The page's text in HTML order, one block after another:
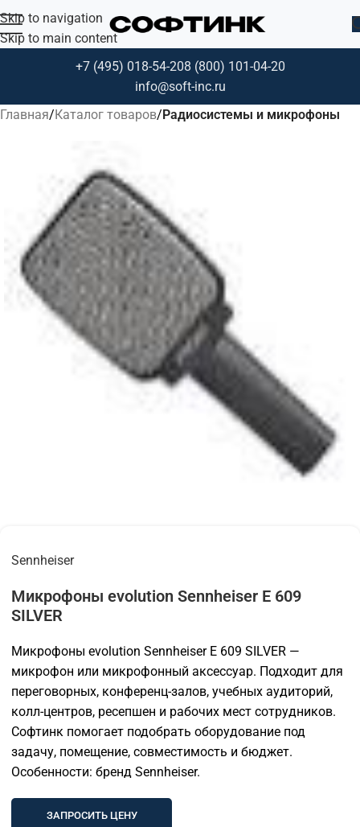
Skip to navigation
Skip to main content
+7 (495) 018-54-208 (800) 101-04-20
info@soft-inc.ru
Главная Каталог товаров Радиосистемы и микрофоны
Sennheiser
Микрофоны evolution Sennheiser E 609
SILVER
Микрофоны evolution Sennheiser E 609 SILVER —
микрофон или микрофонный аксессуар. Подходит для
переговорных, конференц-залов, учебных аудиторий,
колл-центров, ресепшен и рабочих мест сотрудников.
Софтинк помогает подобрать оборудование под
задачу, помещение, совместимость и бюджет.
Особенности: бренд Sennheiser.
ЗАПРОСИТЬ ЦЕНУ